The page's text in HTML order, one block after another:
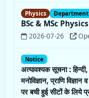
Physics
BSc & MSc
2026-07-26
Notice
अत्यावश्यक सूचना :
मनोविज्ञान, प्राणि
पर बची हुई सीटों के लिये